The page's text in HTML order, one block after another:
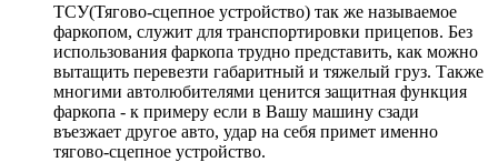
ТСУ(Тягово-сцепное устройство) так же называемое
фаркопом, служит для транспортировки прицепов. Без
использования фаркопа трудно представить, как можно
вытащить перевезти габаритный и тяжелый груз. Также
многими автолюбителями ценится защитная функция
фаркопа - к примеру если в Вашу машину сзади
въезжает другое авто, удар на себя примет именно
тягово-сцепное устройство.